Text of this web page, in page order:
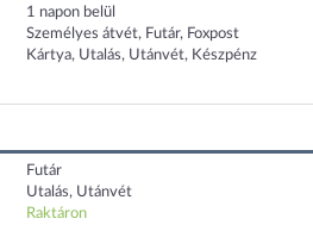
1 napon belül
Személyes átvét, Futár, Foxpost
Kártya, Utalás, Utánvét, Készpénz
Futár
Utalás, Utánvét
Raktáron